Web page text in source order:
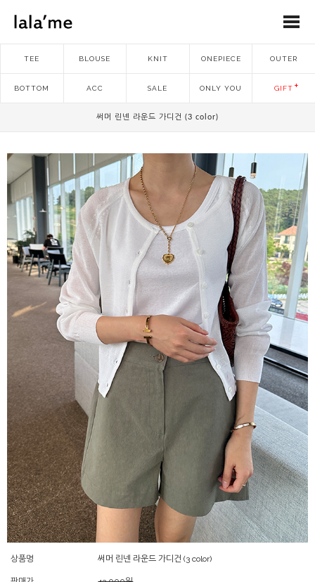
TEE BLOUSE KNIT ONEPIECE OUTER
BOTTOM ACC SALE ONLY YOU GIFT
써머 린넨 라운드 가디건 (3 color)
상품명 써머 린넨 라운드 가디건 (3 color)